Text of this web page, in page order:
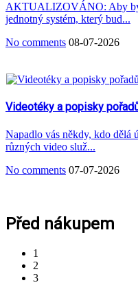
AKTUALIZOVÁNO: Aby
jednotný systém, který bud...
No comments 08-07-2026
Videotéky a popisky
Napadlo vás někdy, kdo dělá
různých video služ...
No comments 07-07-2026
Před nákupem
1
2
3